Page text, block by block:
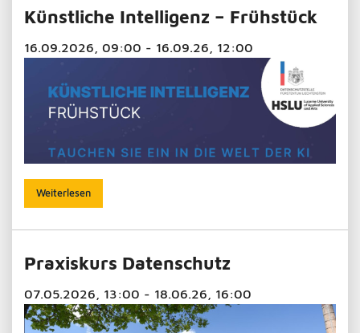
Künstliche Intelligenz – Frühstück
16.09.2026, 09:00 - 16.09.26, 12:00
Weiterlesen
Praxiskurs Datenschutz
07.05.2026, 13:00 - 18.06.26, 16:00